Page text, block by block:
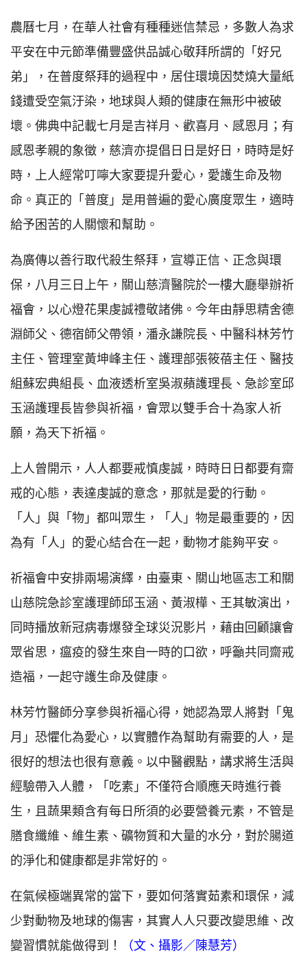
農曆七月，在華人社會有種種迷信禁忌，多數人為求
平安在中元節準備豐盛供品誠心敬拜所謂的「好兄
弟」，在普度祭拜的過程中，居住環境因焚燒大量紙
錢遭受空氣汙染，地球與人類的健康在無形中被破
壞。佛典中記載七月是吉祥月、歡喜月、感恩月；有
感恩孝親的象徵，慈濟亦提倡日日是好日，時時是好
時，上人經常叮嚀大家要提升愛心，愛護生命及物
命。真正的「普度」是用普遍的愛心廣度眾生，適時
給予困苦的人關懷和幫助。
為廣傳以善行取代殺生祭拜，宣導正信、正念與環
保，八月三日上午，關山慈濟醫院於一樓大廳舉辦祈
福會，以心燈花果虔誠禮敬諸佛。今年由靜思精舍德
淵師父、德宿師父帶領，潘永謙院長、中醫科林芳竹
主任、管理室黃坤峰主任、護理部張筱蓓主任、醫技
組蘇宏典組長、血液透析室吳淑蘋護理長、急診室邱
玉涵護理長皆參與祈福，會眾以雙手合十為家人祈
願，為天下祈福。
上人曾開示，人人都要戒慎虔誠，時時日日都要有齋
戒的心態，表達虔誠的意念，那就是愛的行動。
「人」與「物」都叫眾生，「人」物是最重要的，因
為有「人」的愛心結合在一起，動物才能夠平安。
祈福會中安排兩場演繹，由臺東、關山地區志工和關
山慈院急診室護理師邱玉涵、黃淑樺、王其敏演出，
同時播放新冠病毒爆發全球災況影片，藉由回顧讓會
眾省思，瘟疫的發生來自一時的口欲，呼籲共同齋戒
造福，一起守護生命及健康。
林芳竹醫師分享參與祈福心得，她認為眾人將對「鬼
月」恐懼化為愛心，以實體作為幫助有需要的人，是
很好的想法也很有意義。以中醫觀點，講求將生活與
經驗帶入人體，「吃素」不僅符合順應天時進行養
生，且蔬果類含有每日所須的必要營養元素，不管是
膳食纖維、維生素、礦物質和大量的水分，對於腸道
的淨化和健康都是非常好的。
在氣候極端異常的當下，要如何落實茹素和環保，減
少對動物及地球的傷害，其實人人只要改變思維、改
變習慣就能做得到！
（文、攝影／陳慧芳）